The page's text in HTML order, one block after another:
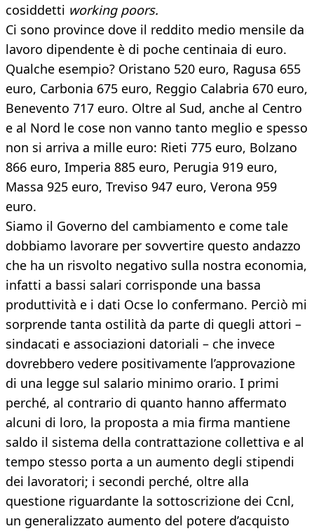
cosiddetti working poors.
Ci sono province dove il reddito medio mensile da
lavoro dipendente è di poche centinaia di euro.
Qualche esempio? Oristano 520 euro, Ragusa 655
euro, Carbonia 675 euro, Reggio Calabria 670 euro,
Benevento 717 euro. Oltre al Sud, anche al Centro
e al Nord le cose non vanno tanto meglio e spesso
non si arriva a mille euro: Rieti 775 euro, Bolzano
866 euro, Imperia 885 euro, Perugia 919 euro,
Massa 925 euro, Treviso 947 euro, Verona 959
euro.
Siamo il Governo del cambiamento e come tale
dobbiamo lavorare per sovvertire questo andazzo
che ha un risvolto negativo sulla nostra economia,
infatti a bassi salari corrisponde una bassa
produttività e i dati Ocse lo confermano. Perciò mi
sorprende tanta ostilità da parte di quegli attori –
sindacati e associazioni datoriali – che invece
dovrebbero vedere positivamente l’approvazione
di una legge sul salario minimo orario. I primi
perché, al contrario di quanto hanno affermato
alcuni di loro, la proposta a mia firma mantiene
saldo il sistema della contrattazione collettiva e al
tempo stesso porta a un aumento degli stipendi
dei lavoratori; i secondi perché, oltre alla
questione riguardante la sottoscrizione dei Ccnl,
un generalizzato aumento del potere d’acquisto